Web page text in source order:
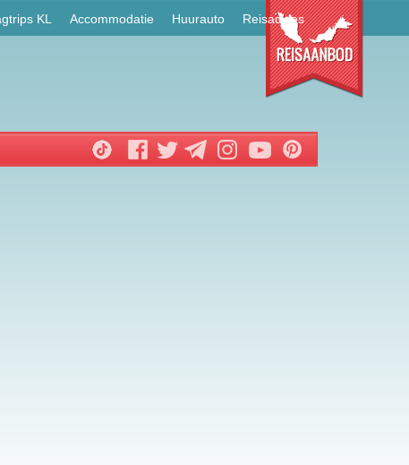
KL Accommodatie Huurauto Reisadvies